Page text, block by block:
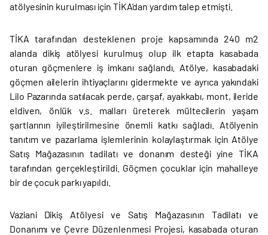
atölyesinin kurulması için TİKA’dan yardım talep etmişti.
TİKA tarafından desteklenen proje kapsamında 240 m2
alanda dikiş atölyesi kurulmuş olup ilk etapta kasabada
oturan göçmenlere iş imkanı sağlandı. Atölye, kasabadaki
göçmen ailelerin ihtiyaçlarını gidermekte ve ayrıca yakındaki
Lilo Pazarında satılacak perde, çarşaf, ayakkabı, mont, ileride
eldiven, önlük v.s. malları üreterek mültecilerin yaşam
şartlarının iyileştirilmesine önemli katkı sağladı. Atölyenin
tanıtım ve pazarlama işlemlerinin kolaylaştırmak için Atölye
Satış Mağazasının tadilatı ve donanım desteği yine TİKA
tarafından gerçekleştirildi. Göçmen çocuklar için mahalleye
bir de çocuk parkı yapıldı.
Vaziani Dikiş Atölyesi ve Satış Mağazasının Tadilatı ve
Donanımı ve Çevre Düzenlenmesi Projesi, kasabada oturan